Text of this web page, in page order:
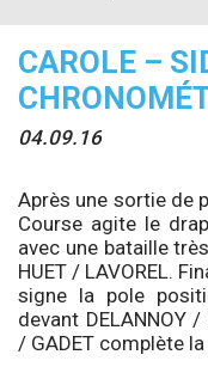
CAROLE –
04.09.16
Après une sortie de
Course agite le
avec une bataille
HUET / LAVOREL.
signe la pole
devant DELANNOY /
/ GADET complète la